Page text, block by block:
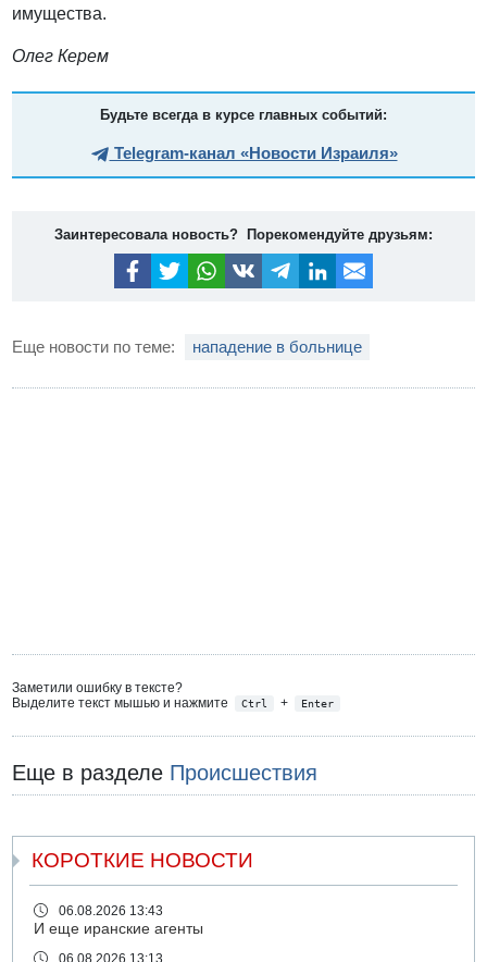
имущества.
Олег Керем
Будьте всегда в курсе главных событий:
Telegram-канал «Новости Израиля»
Заинтересовала новость? Порекомендуйте друзьям:
Еще новости по теме: нападение в больнице
Заметили ошибку в тексте?
Выделите текст мышью и нажмите
Ctrl + Enter
Еще в разделе Происшествия
КОРОТКИЕ НОВОСТИ
06.08.2026 13:43
И еще иранские агенты